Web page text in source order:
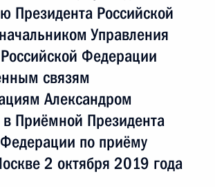
Президента Российской
Управления
Федерации
связям
Александром
Приёмной Президента
по приёму
2 октября 2019 года